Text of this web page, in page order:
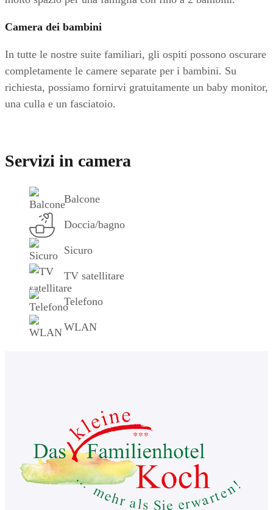
Camera dei bambini
In tutte le nostre suite familiari, gli ospiti possono oscurare
completamente le camere separate per i bambini. Su
richiesta, possiamo fornirvi gratuitamente un baby monitor,
una culla e un fasciatoio.
Servizi in camera
Balcone
Doccia/bagno
Sicuro
TV satellitare
Telefono
WLAN